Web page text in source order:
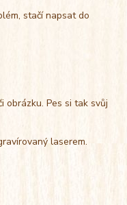
stačí napsat do
obrázku. Pes si tak svůj
laserem.